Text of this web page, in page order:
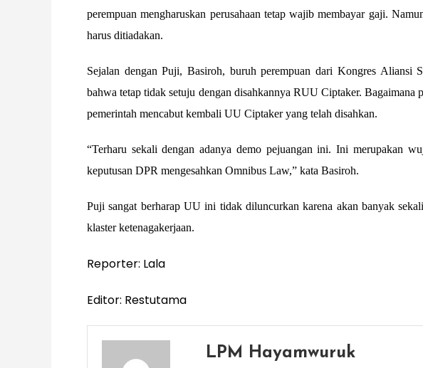
perempuan mengharuskan perusahaan tetap wajib membayar gaji.
harus ditiadakan.
Sejalan dengan Puji, Basiroh, buruh perempuan dari Kongres Aliansi
bahwa tetap tidak setuju dengan disahkannya RUU Ciptaker. Bagaimana
pemerintah mencabut kembali UU Ciptaker yang telah disahkan.
“Terharu sekali dengan adanya demo pejuangan ini. Ini merupakan
keputusan DPR mengesahkan Omnibus Law,” kata Basiroh.
Puji sangat berharap UU ini tidak diluncurkan karena akan banyak
klaster ketenagakerjaan.
Reporter: Lala
Editor: Restutama
LPM Hayamwuruk